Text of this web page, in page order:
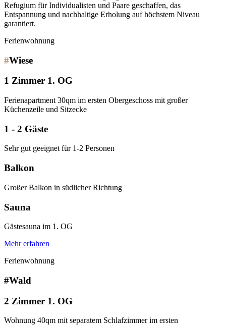
Refugium für Individualisten und Paare geschaffen, das
Entspannung und nachhaltige Erholung auf höchstem Niveau
garantiert.
Ferienwohnung
#Wiese
1 Zimmer 1. OG
Ferienapartment 30qm im ersten Obergeschoss mit großer
Küchenzeile und Sitzecke
1 - 2 Gäste
Sehr gut geeignet für 1-2 Personen
Balkon
Großer Balkon in südlicher Richtung
Sauna
Gästesauna im 1. OG
Mehr erfahren
Ferienwohnung
#Wald
2 Zimmer 1. OG
Wohnung 40qm mit separatem Schlafzimmer im ersten